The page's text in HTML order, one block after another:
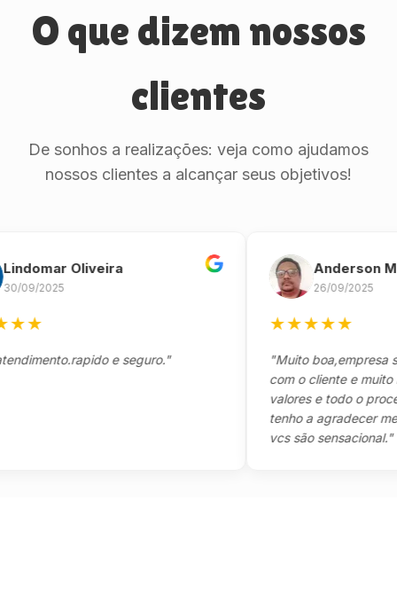
O que dizem nossos
clientes
De sonhos a realizações: veja como ajudamos
nossos clientes a alcançar seus objetivos!
Oliveira
2025
e seguro."
Anderson
26/09/2025
★★★
"Muito boa,empresa séria
com o cliente e muito
valores e todo o processo
tenho a agradecer
vcs são sensacional."